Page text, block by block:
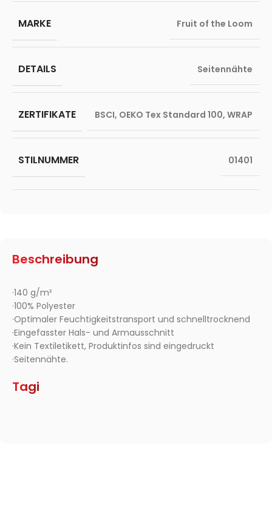
Beschreibung
·140 g/m²
·100% Polyester
·Optimaler Feuchtigkeitstransport und schnelltrocknend
·Eingefasster Hals- und Armausschnitt
·Kein Textiletikett, Produktinfos sind eingedruckt
·Seitennähte.
Tagi
MARKE Fruit of the Loom
DETAILS Seitennähte
ZERTIFIKATE BSCI, OEKO Tex Standard 100, WRAP
STILNUMMER 01401